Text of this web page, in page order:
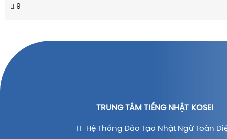
9
TRUNG TÂM TIẾNG NHẬT KOSEI
Hệ Thống Đào Tạo Nhật Ngữ Toàn